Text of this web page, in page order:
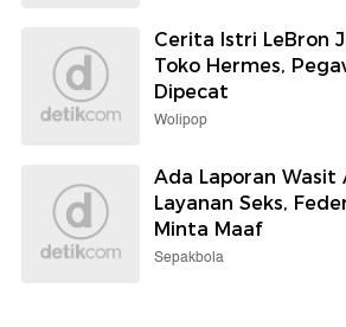
Cerita Istri LeBron
Toko Hermes,
Dipecat
Wolipop
Ada Laporan Wasit
Layanan Seks,
Minta Maaf
Sepakbola